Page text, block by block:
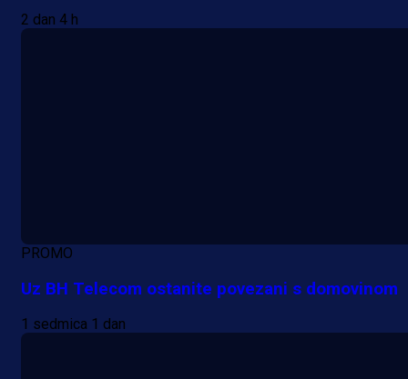
2 dan 4 h
PROMO
Uz BH Telecom ostanite povezani s domovinom
1 sedmica 1 dan